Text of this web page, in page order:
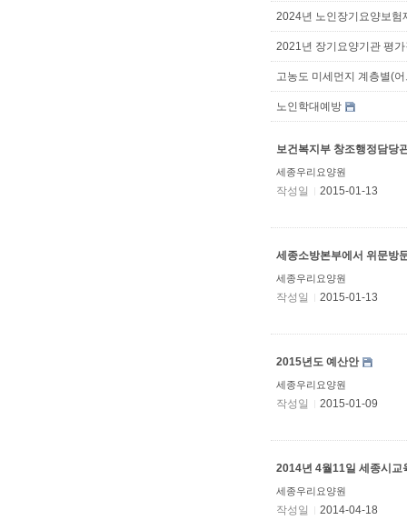
2024년 노인장기요양보험
2021년 장기요양기관 평
고농도 미세먼지 계층별(
노인학대예방
보건복지부 창조행정담당
세종우리요양원
작성일 2015-01-13
세종소방본부에서 위문방
세종우리요양원
작성일 2015-01-13
2015년도 예산안
세종우리요양원
작성일 2015-01-09
2014년 4월11일 세종시교
세종우리요양원
작성일 2014-04-18